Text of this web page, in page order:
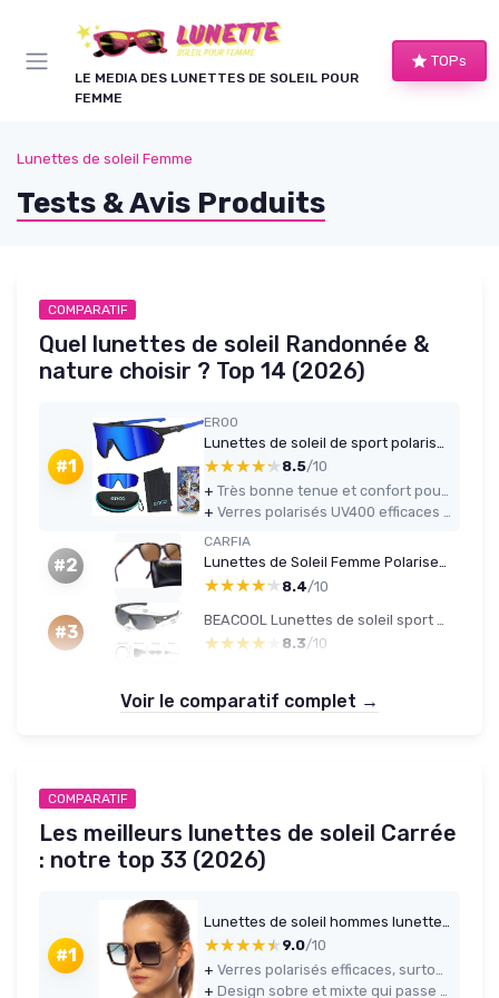
LE MEDIA DES LUNETTES DE SOLEIL POUR
FEMME
TOPs
Lunettes de soleil Femme
Tests & Avis Produits
COMPARATIF
Quel lunettes de soleil Randonnée &
nature choisir ? Top 14 (2026)
#1
ER00
★★★★★
★★★★★ 8.5/10
+
+
#2
CARFIA
Lunettes de Soleil Femme Polarisee Vintage Protection UV400 Voyage Conduite Plage Outdoor/Lunettes Anti Lumiere Bleue pour Anti Fatigue oculaire A-monture Marron Verres Marron
★★★★★
★★★★★ 8.4/10
#3 ★★★★★
★★★★★ 8.3/10
Voir le comparatif complet →
COMPARATIF
Les meilleurs lunettes de soleil Carrée
: notre top 33 (2026)
#1 ★★★★★
★★★★★ 9.0/10
+
+